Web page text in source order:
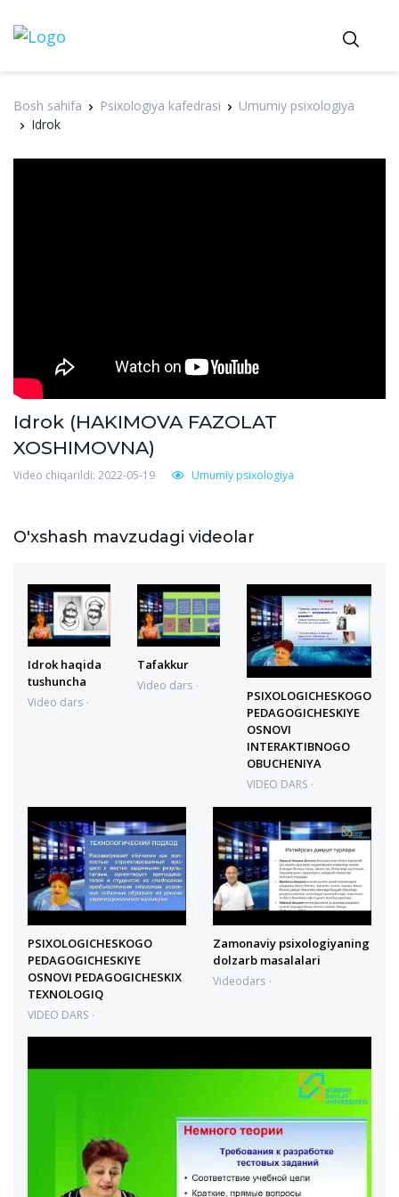
Bosh sahifa Psixologiya kafedrasi
Umumiy psixologiya
Idrok
Idrok (HAKIMOVA FAZOLAT
XOSHIMOVNA)
Video chiqarildi: 2022-05-19 Umumiy psixologiya
O'xshash mavzudagi videolar
Idrok haqida
tushuncha
Video dars
Tafakkur
Video dars
PSIXOLOGICHESKOGO
PEDAGOGICHESKIYE
OSNOVI
INTERAKTIBNOGO
OBUCHENIYA
VIDEO DARS
PSIXOLOGICHESKOGO
PEDAGOGICHESKIYE
OSNOVI PEDAGOGICHESKIX
TEXNOLOGIQ
VIDEO DARS
Zamonaviy psixologiyaning
dolzarb masalalari
Videodars